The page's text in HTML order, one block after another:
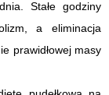
Stałe godziny
a eliminacja
prawidłowej masy